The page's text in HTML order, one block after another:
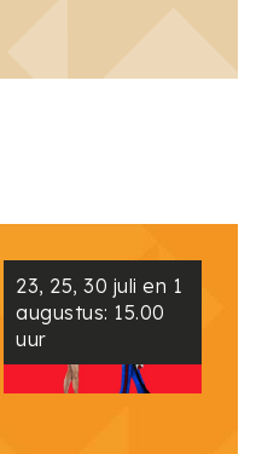
23, 25, 30 juli en 1
augustus: 15.00
uur